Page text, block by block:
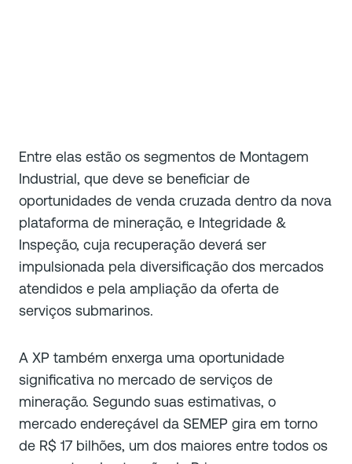
Entre elas estão os segmentos de Montagem
Industrial, que deve se beneficiar de
oportunidades de venda cruzada dentro da nova
plataforma de mineração, e Integridade &
Inspeção, cuja recuperação deverá ser
impulsionada pela diversificação dos mercados
atendidos e pela ampliação da oferta de
serviços submarinos.
A XP também enxerga uma oportunidade
significativa no mercado de serviços de
mineração. Segundo suas estimativas, o
mercado endereçável da SEMEP gira em torno
de R$ 17 bilhões, um dos maiores entre todos os